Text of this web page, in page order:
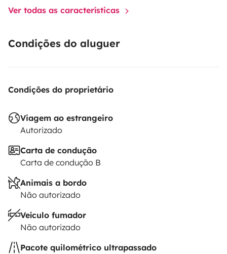
Ver todas as características
Condições do aluguer
Condições do proprietário
Viagem ao estrangeiro
Autorizado
Carta de condução
Carta de condução B
Animais a bordo
Não autorizado
Veículo fumador
Não autorizado
Pacote quilométrico ultrapassado